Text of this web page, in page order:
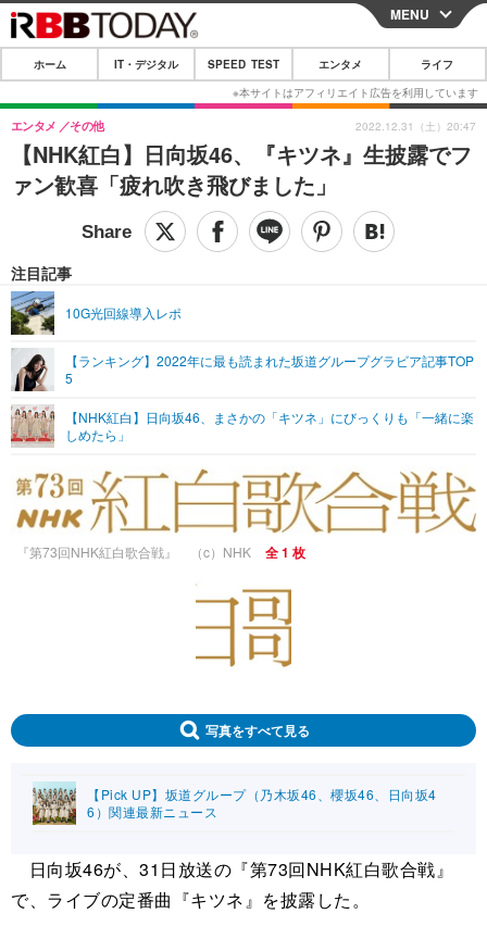
CLOSE
ホーム
IT・デジタル
IT・デジタルTOP スマートフォン
ショッピング その他
SPEED TEST
エンタメTOP 映画・ドラマ
ショッピング その他
ライフTOP
リリース一覧
プッシュ通知の停止方法
MENU
ホーム IT・デジタル SPEED TEST エンタメ ライフ
【NHK紅白】日向坂46、『キツネ』生披露でフ
ァン歓喜「疲れ吹き飛びました」
エンタメ その他
注目記事
10G光回線導入レポ
【ランキング】2022年に最も読まれた坂道グループグラビア記事TOP
5
【NHK紅白】日向坂46、まさかの「キツネ」にびっくりも「一緒に楽
しめたら」
2022.12.31（土）20:47
『第73回NHK紅白歌合戦』 （c）NHK 全 1 枚
写真をすべて見る
【Pick UP】坂道グループ（乃木坂46、櫻坂46、日向坂4
6）関連最新ニュース
日向坂46が、31日放送の『第73回NHK紅白歌合戦』
で、ライブの定番曲『キツネ』を披露した。